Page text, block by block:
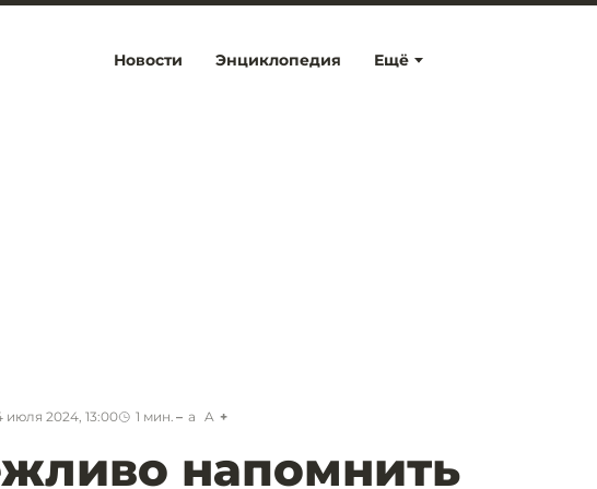
Ещё
Новости Энциклопедия
июля 2024, 13:00 1 мин. a A
напомнить